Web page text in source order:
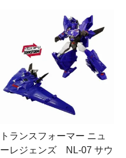
トランスフォーマー ニュ
ーレジェンズ NL-07 サウ